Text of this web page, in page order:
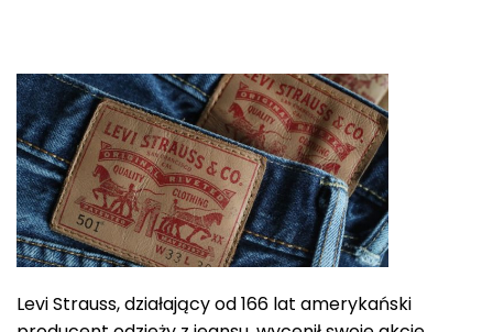
Levi Strauss, działający od 166 lat amerykański